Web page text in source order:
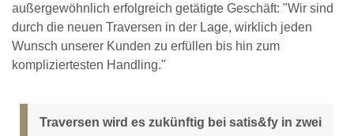
außergewöhnlich erfolgreich getätigte Geschäft: "Wir sind
durch die neuen Traversen in der Lage, wirklich jeden
Wunsch unserer Kunden zu erfüllen bis hin zum
kompliziertesten Handling."
Traversen wird es zukünftig bei satis&fy in zwei